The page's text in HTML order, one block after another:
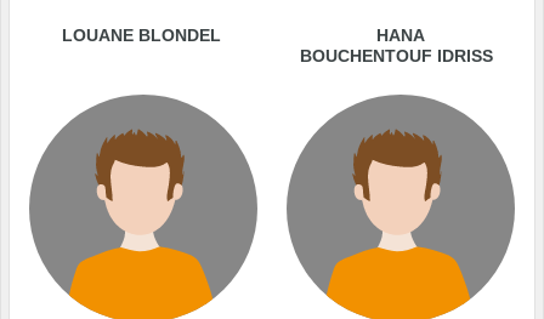
LOUANE BLONDEL
HANA
BOUCHENTOUF IDRISS